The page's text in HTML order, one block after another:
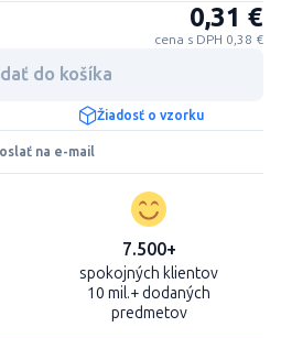
0,31 €
cena s DPH 0,38 €
do košíka
Žiadosť o vzorku
na e-mail
7.500+
spokojných klientov
10 mil.+ dodaných
predmetov